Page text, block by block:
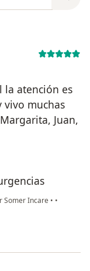
la atención es
vivo muchas
Juan,
Somer Incare • •